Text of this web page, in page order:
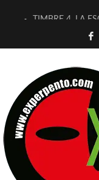
TIMBRE 4, LA
30 AÑOS (NO
MARSHALL
JOFRE
YORCH